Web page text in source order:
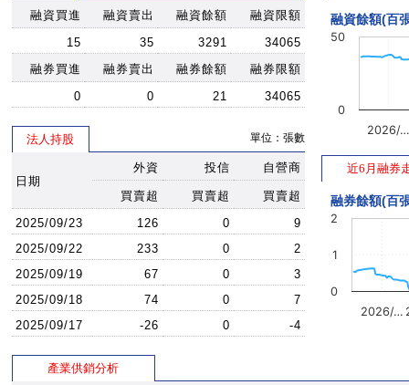
融資買進 融資賣出 融資餘額
融資限額
15
35 3291
34065
融券買進
融券賣出 融券餘額
融券限額
0
0 21 34065
法人持股 單位：張數
日期
外資 投信 自營商
買賣超 買賣超
買賣超
2025/09/23
126 0
9
2025/09/22
233 0
2
2025/09/19
67 0
3
2025/09/18
74 0
7
2025/09/17
-26 0 -4
融資餘額(百
2026/
0
50
近6月融券
融券餘額(百
2026/…
0
1
2
產業供銷分析